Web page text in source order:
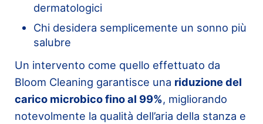
dermatologici
Chi desidera semplicemente un sonno più
salubre
Un intervento come quello effettuato da
Bloom Cleaning garantisce una riduzione del
carico microbico fino al 99%, migliorando
notevolmente la qualità dell’aria della stanza e